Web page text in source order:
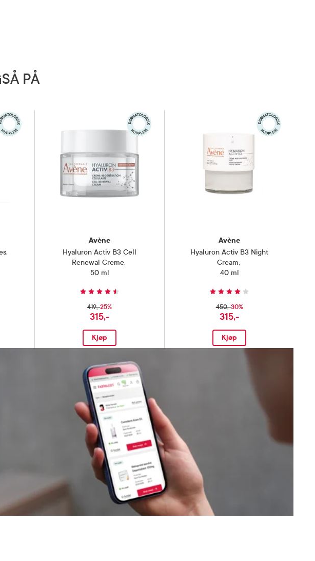
PÅ
,
Avène
Hyaluron Activ B3 Cell
Renewal Creme,
50 ml
419,-25%
315,-
Kjøp
Avène
Hyaluron Activ B3 Night
Cream,
40 ml
450,-30%
315,-
Kjøp